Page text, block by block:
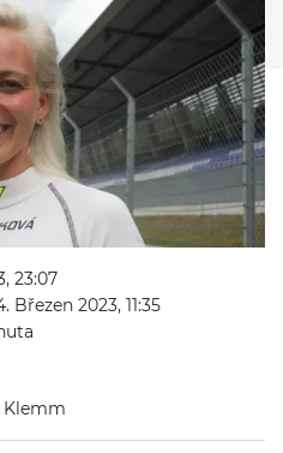
23:07
Březen 2023, 11:35
Klemm